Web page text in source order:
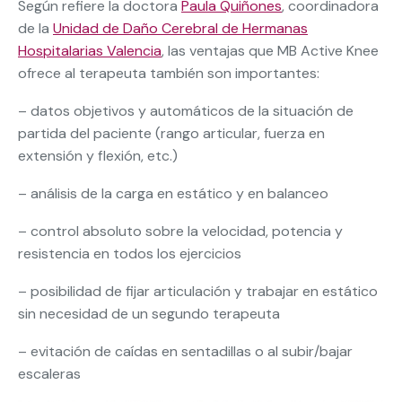
Según refiere la doctora Paula Quiñones, coordinadora
de la Unidad de Daño Cerebral de Hermanas
Hospitalarias Valencia, las ventajas que MB Active Knee
ofrece al terapeuta también son importantes:
– datos objetivos y automáticos de la situación de
partida del paciente (rango articular, fuerza en
extensión y flexión, etc.)
– análisis de la carga en estático y en balanceo
– control absoluto sobre la velocidad, potencia y
resistencia en todos los ejercicios
– posibilidad de fijar articulación y trabajar en estático
sin necesidad de un segundo terapeuta
– evitación de caídas en sentadillas o al subir/bajar
escaleras